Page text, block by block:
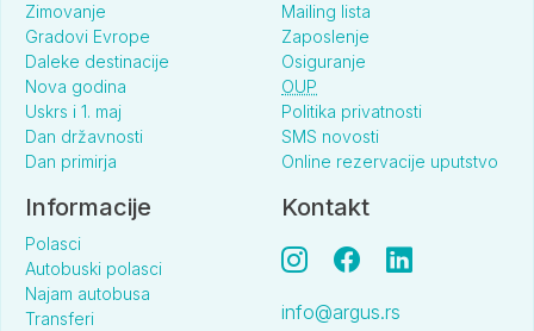
Zimovanje
Gradovi Evrope
Daleke destinacije
Nova godina
Uskrs i 1. maj
Dan državnosti
Dan primirja
Mailing lista
Zaposlenje
Osiguranje
OUP
Politika privatnosti
SMS novosti
Online rezervacije uputstvo
Informacije
Polasci
Autobuski polasci
Najam autobusa
Transferi
Kontakt
info@argus.rs